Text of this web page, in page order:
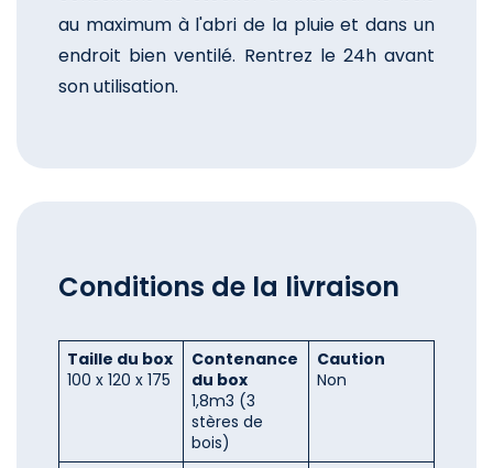
au maximum à l'abri de la pluie et dans un
endroit bien ventilé. Rentrez le 24h avant
son utilisation.
Conditions de la livraison
Taille du box
100 x 120 x 175
Contenance
du box
1,8m3 (3
stères de
bois)
Caution
Non